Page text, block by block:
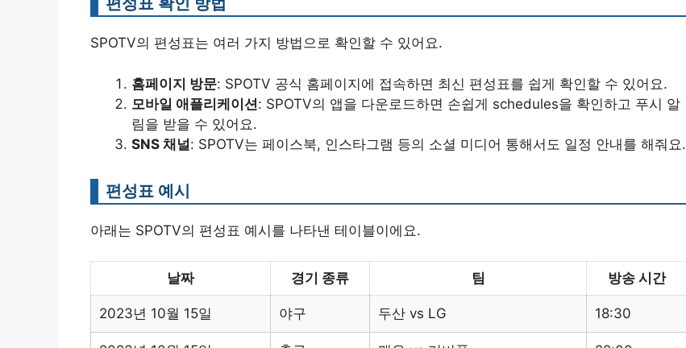
SPOTV의 편성표는 여러 가지 방법으로 확인할 수 있어요.
홈페이지 방문: SPOTV 공식 홈페이지에 접속하면 최신 편성표를 쉽게 확인할 수 있어요.
모바일 애플리케이션: SPOTV의 앱을 다운로드하면 손쉽게 schedules을 확인하고 푸시 알
림을 받을 수 있어요.
SNS 채널: SPOTV는 페이스북, 인스타그램 등의 소셜 미디어 통해서도 일정 안내를 해줘요.
편성표 예시
아래는 SPOTV의 편성표 예시를 나타낸 테이블이에요.
날짜 경기 종류 팀 방송 시간
2023년 10월 15일 야구 두산 vs LG 18:30